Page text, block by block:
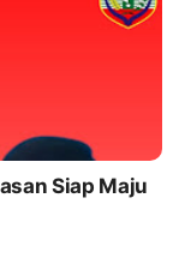
Siap Maju